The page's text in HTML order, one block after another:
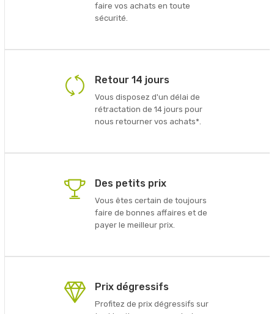
faire vos achats en toute
sécurité.
Retour 14 jours
Vous disposez d'un délai de
rétractation de 14 jours pour
nous retourner vos achats*.
Des petits prix
Vous êtes certain de toujours
faire de bonnes affaires et de
payer le meilleur prix.
Prix dégressifs
Profitez de prix dégressifs sur